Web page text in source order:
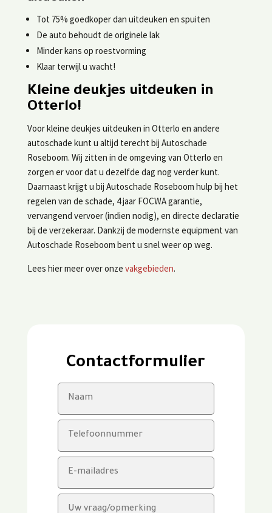
Tot 75% goedkoper dan uitdeuken en spuiten
De auto behoudt de originele lak
Minder kans op roestvorming
Klaar terwijl u wacht!
Kleine deukjes uitdeuken in
Otterlo!
​Voor kleine deukjes uitdeuken in Otterlo en andere
autoschade kunt u altijd terecht bij Autoschade
Roseboom. Wij zitten in de omgeving van Otterlo en
zorgen er voor dat u dezelfde dag nog verder kunt.
Daarnaast krijgt u bij Autoschade Roseboom hulp bij het
regelen van de schade, 4 jaar FOCWA garantie,
vervangend vervoer (indien nodig), en directe declaratie
bij de verzekeraar. Dankzij de modernste equipment van
Autoschade Roseboom bent u snel weer op weg.
Lees hier meer over onze vakgebieden.
Contactformulier